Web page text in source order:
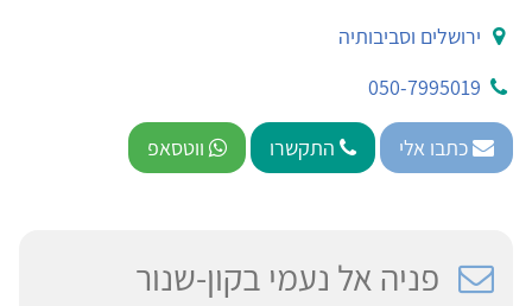
ירושלים וסביבותיה
050-7995019
כתבו אלי התקשרו ווטסאפ
פניה אל נעמי בקון-שנור